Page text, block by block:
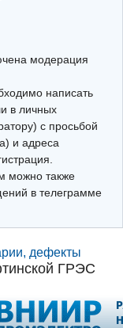
модерация
написать
в личных
с просьбой
и адреса
можно также
в телеграмме
дефекты
ГРЭС